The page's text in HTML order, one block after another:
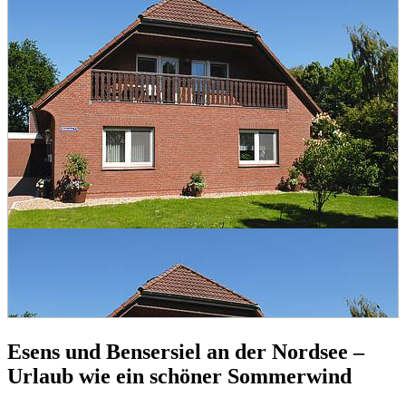
Esens und Bensersiel an der Nordsee –
Urlaub wie ein schöner Sommerwind